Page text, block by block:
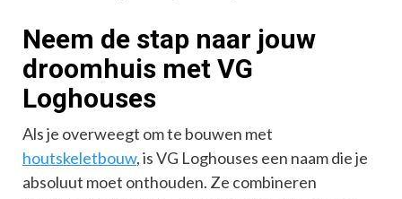
Neem de stap naar jouw
droomhuis met VG
Loghouses
Als je overweegt om te bouwen met
houtskeletbouw, is VG Loghouses een naam die je
absoluut moet onthouden. Ze combineren